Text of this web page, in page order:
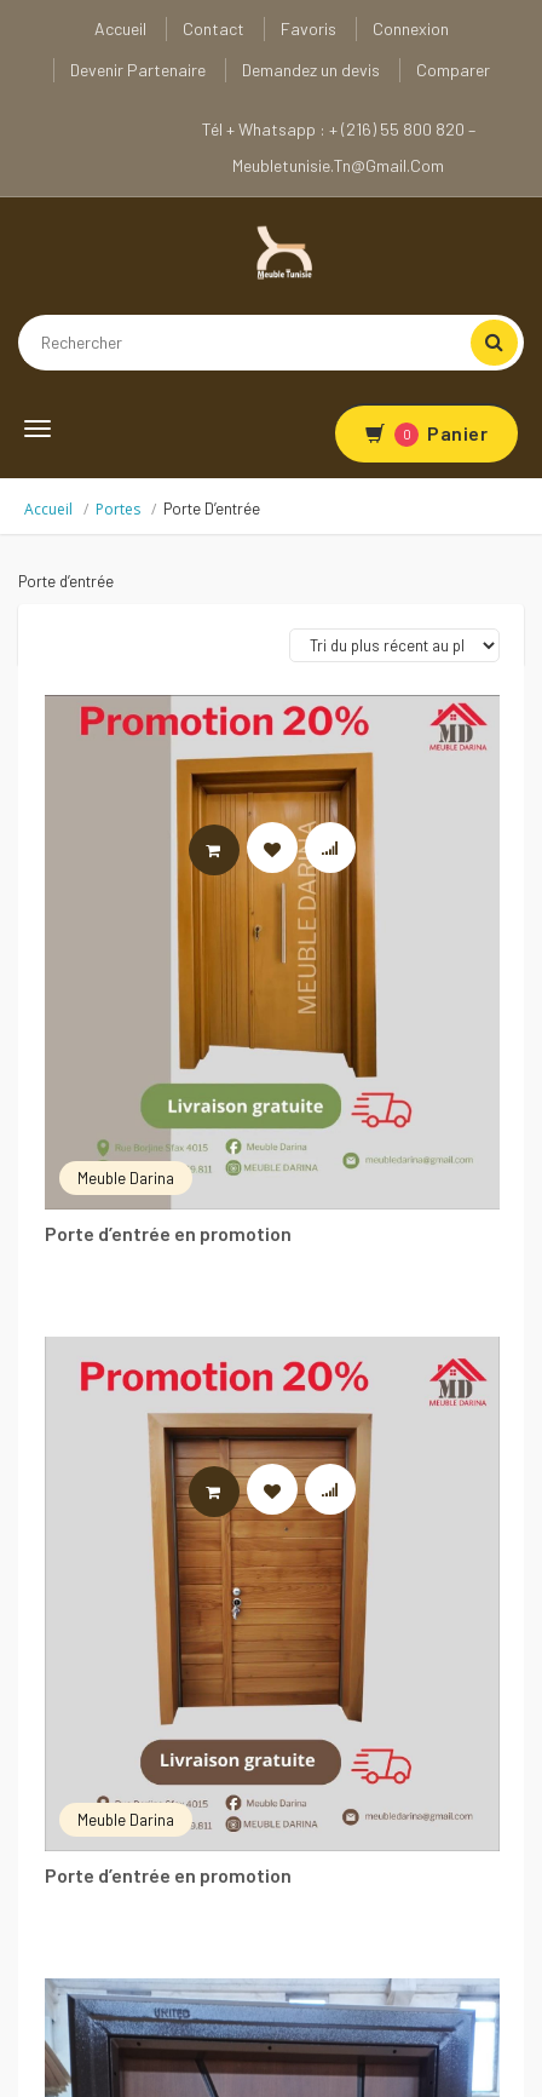
Accueil Contact Favoris
Connexion
Devenir Partenaire
Demandez un devis Comparer
Tél + Whatsapp : + (216) 55 800 820 –
Meubletunisie.tn@gmail.com
Toggle
0 Panier
Accueil Portes Porte D’entrée
Porte d’entrée
Meuble Darina
Porte d’entrée en promotion
LIRE LA SUITE
Meuble Darina
Porte d’entrée en promotion
LIRE LA SUITE